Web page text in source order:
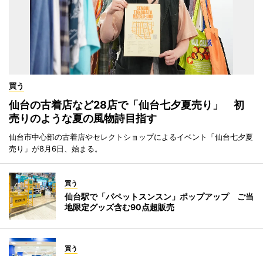
買う
仙台の古着店など28店で「仙台七夕夏売り」 初
売りのような夏の風物詩目指す
仙台市中心部の古着店やセレクトショップによるイベント「仙台七夕夏
売り」が8月6日、始まる。
買う
仙台駅で「パペットスンスン」ポップアップ ご当
地限定グッズ含む90点超販売
買う